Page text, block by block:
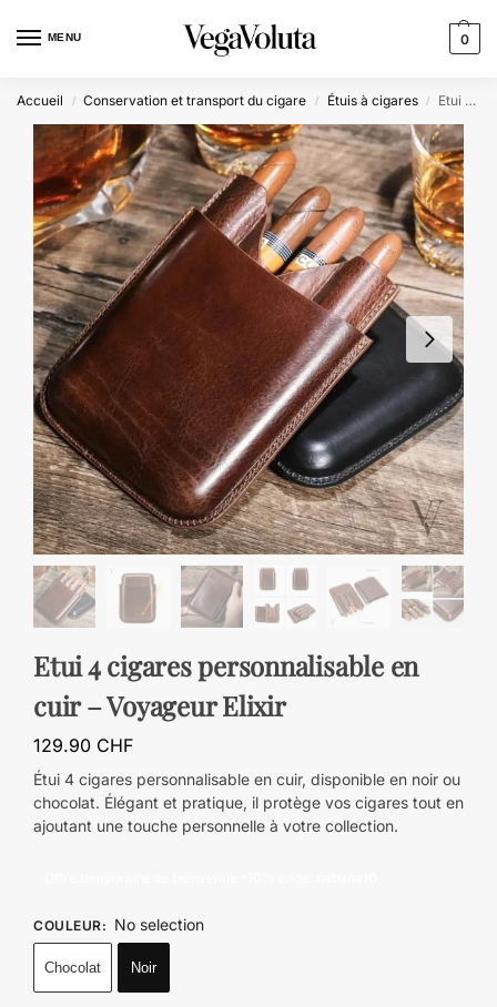
MENU 0
Accueil / Conservation et transport du cigare / Étuis à cigares / Etui 4 cigares personnalisable en cuir – Voyageur Elixir
Etui 4 cigares personnalisable en
cuir – Voyageur Elixir
129.90 CHF
Étui 4 cigares personnalisable en cuir, disponible en noir ou
chocolat. Élégant et pratique, il protège vos cigares tout en
ajoutant une touche personnelle à votre collection.
COULEUR: No selection
Chocolat Noir